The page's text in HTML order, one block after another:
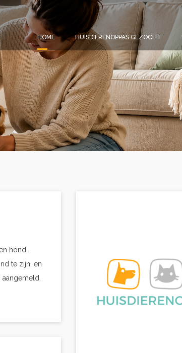
HOME HUISDIERENOPPAS GEZOCHT
hond.
te zijn, en